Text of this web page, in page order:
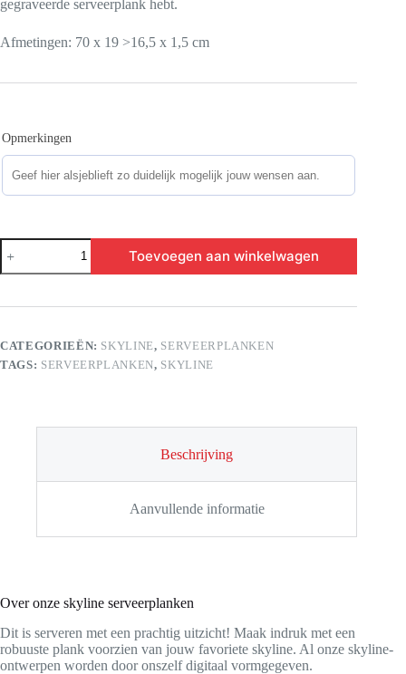
gegraveerde serveerplank hebt.
Afmetingen: 70 x 19 >16,5 x 1,5 cm
Opmerkingen
Skyline
Goes
aantal
Toevoegen aan winkelwagen
CATEGORIEËN: SKYLINE, SERVEERPLANKEN
TAGS: SERVEERPLANKEN, SKYLINE
Beschrijving
Aanvullende informatie
Over onze skyline serveerplanken
Dit is serveren met een prachtig uitzicht! Maak indruk met een
robuuste plank voorzien van jouw favoriete skyline. Al onze skyline-
ontwerpen worden door onszelf digitaal vormgegeven.